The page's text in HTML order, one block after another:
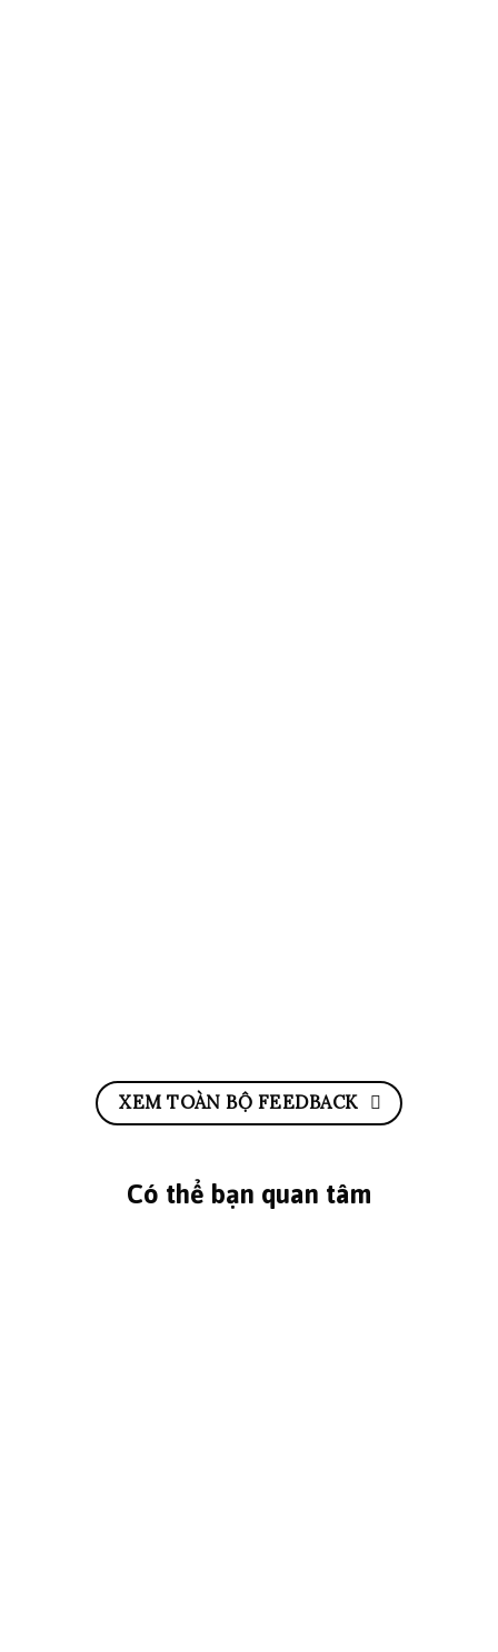
XEM TOÀN BỘ FEEDBACK
Có thể bạn quan tâm